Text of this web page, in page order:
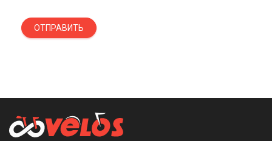
ОТПРАВИТЬ